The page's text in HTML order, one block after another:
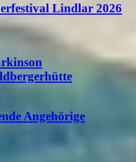
Lindlar 2026
Angehörige